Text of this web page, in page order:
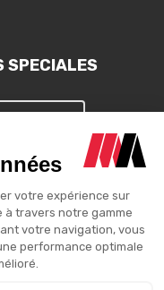
SPECIALES
Vous trouverez pour
conditions d'utilisation